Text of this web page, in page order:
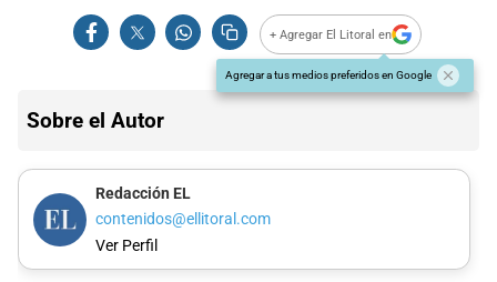
+ Agregar El Litoral en
Agregar a tus medios preferidos en Google
Sobre el Autor
Redacción EL
contenidos@ellitoral.com
Ver Perfil